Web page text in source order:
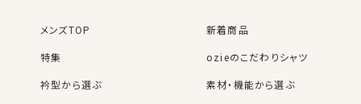
ワンランクアップのドレスシャツスタイルに！
ビジネスやフォーマルシーンで堂々と身につけることの
できる、大人の男の数少ないアクセサリーの一つ＝カフリ
メンズTOP
新着商品
特集
ozieのこだわりシャツ
衿型から選ぶ
素材・機能から選ぶ